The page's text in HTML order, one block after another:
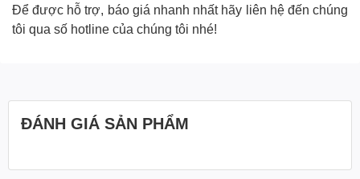
Để được hỗ trợ, báo giá nhanh nhất hãy liên hệ đến chúng
tôi qua số hotline của chúng tôi nhé!
ĐÁNH GIÁ SẢN PHẨM